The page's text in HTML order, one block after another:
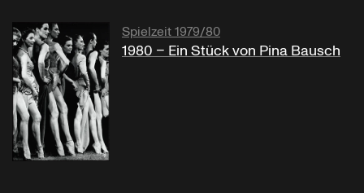
Spielzeit 1979/80
1980 – Ein Stück von Pina Bausch